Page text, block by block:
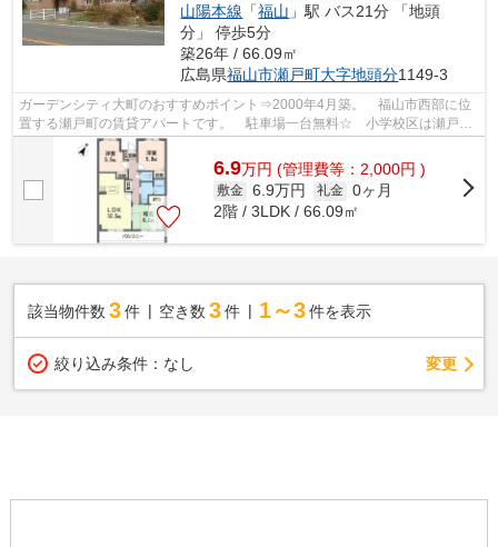
山陽本線 「福山 」駅 バス21分 「地頭
分」 停歩5分
築26年 / 66.09㎡
広島県福山市瀬戸町大字地頭分1149-3
ガーデンシティ大町のおすすめポイント⇒2000年4月築。 福山市西部に位
置する瀬戸町の賃貸アパートです。 駐車場一台無料☆ 小学校区は瀬戸小
学校です！ 徒歩約7分のところにはスー...
6.9万円 (管理費等：2,000円 )
敷金 6.9万円 礼金 0ヶ月
2階 / 3LDK / 66.09㎡
該当物件数 3件 空き数 3 件 1～3 件を表示
絞り込み条件： なし 変更